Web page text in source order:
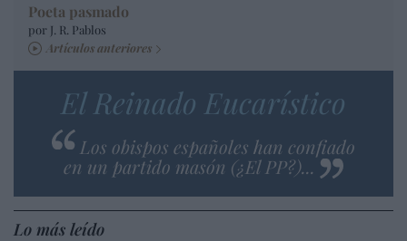
Poeta pasmado
por J. R. Pablos
Artículos anteriores
El Reinado Eucarístico
Los obispos españoles han confiado
en un partido masón (¿El PP?)...
Lo más leído